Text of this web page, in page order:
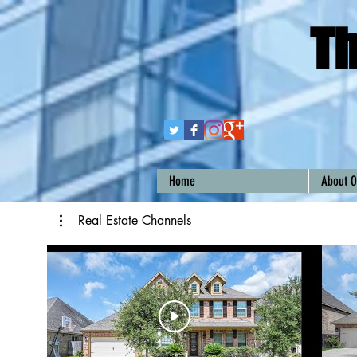
Home About
Real Estate Channels